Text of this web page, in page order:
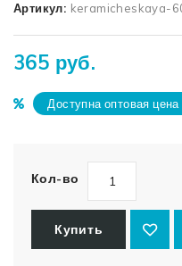
Артикул: keramicheskaya-
365 руб.
Доступна оптовая цена
Кол-во
Купить